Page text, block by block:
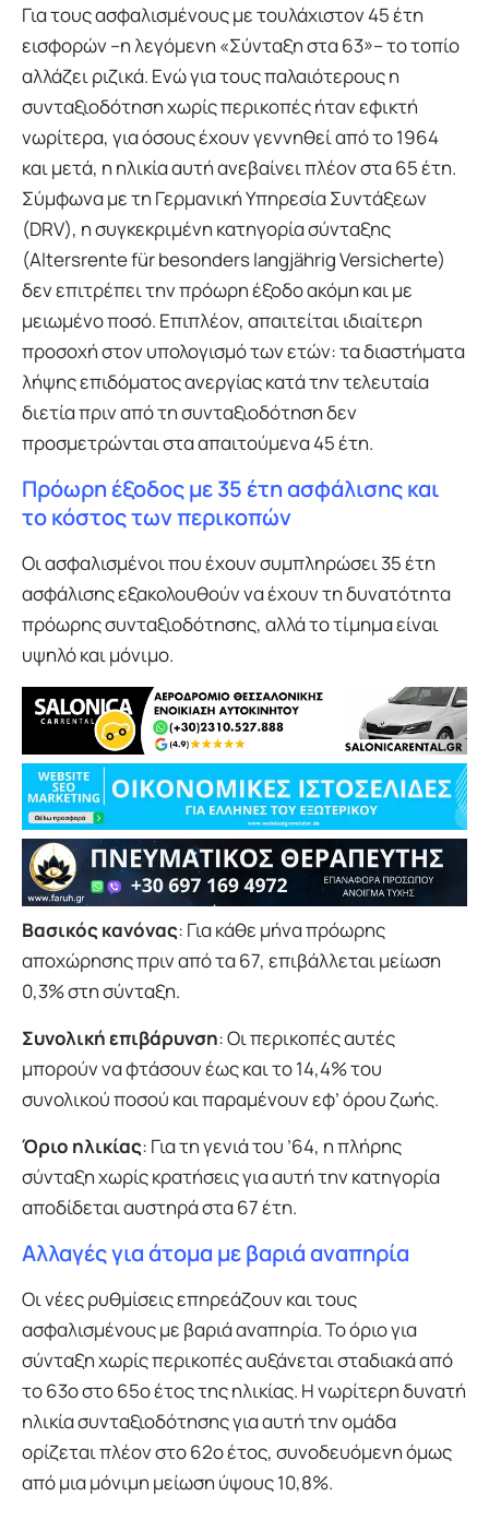
Για τους ασφαλισμένους με τουλάχιστον 45 έτη
εισφορών –η λεγόμενη «Σύνταξη στα 63»– το τοπίο
αλλάζει ριζικά. Ενώ για τους παλαιότερους η
συνταξιοδότηση χωρίς περικοπές ήταν εφικτή
νωρίτερα, για όσους έχουν γεννηθεί από το 1964
και μετά, η ηλικία αυτή ανεβαίνει πλέον στα 65 έτη.
Σύμφωνα με τη Γερμανική Υπηρεσία Συντάξεων
(DRV), η συγκεκριμένη κατηγορία σύνταξης
(Altersrente für besonders langjährig Versicherte)
δεν επιτρέπει την πρόωρη έξοδο ακόμη και με
μειωμένο ποσό. Επιπλέον, απαιτείται ιδιαίτερη
προσοχή στον υπολογισμό των ετών: τα διαστήματα
λήψης επιδόματος ανεργίας κατά την τελευταία
διετία πριν από τη συνταξιοδότηση δεν
προσμετρώνται στα απαιτούμενα 45 έτη.
Πρόωρη έξοδος με 35 έτη ασφάλισης και
το κόστος των περικοπών
Οι ασφαλισμένοι που έχουν συμπληρώσει 35 έτη
ασφάλισης εξακολουθούν να έχουν τη δυνατότητα
πρόωρης συνταξιοδότησης, αλλά το τίμημα είναι
υψηλό και μόνιμο.
Βασικός κανόνας: Για κάθε μήνα πρόωρης
αποχώρησης πριν από τα 67, επιβάλλεται μείωση
0,3% στη σύνταξη.
Συνολική επιβάρυνση: Οι περικοπές αυτές
μπορούν να φτάσουν έως και το 14,4% του
συνολικού ποσού και παραμένουν εφ’ όρου ζωής.
Όριο ηλικίας: Για τη γενιά του ’64, η πλήρης
σύνταξη χωρίς κρατήσεις για αυτή την κατηγορία
αποδίδεται αυστηρά στα 67 έτη.
Αλλαγές για άτομα με βαριά αναπηρία
Οι νέες ρυθμίσεις επηρεάζουν και τους
ασφαλισμένους με βαριά αναπηρία. Το όριο για
σύνταξη χωρίς περικοπές αυξάνεται σταδιακά από
το 63ο στο 65ο έτος της ηλικίας. Η νωρίτερη δυνατή
ηλικία συνταξιοδότησης για αυτή την ομάδα
ορίζεται πλέον στο 62ο έτος, συνοδευόμενη όμως
από μια μόνιμη μείωση ύψους 10,8%.